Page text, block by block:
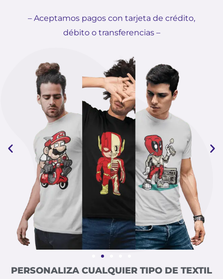
– Aceptamos pagos con tarjeta de crédito,
débito o transferencias –
PERSONALIZA CUALQUIER TIPO DE TEXTIL